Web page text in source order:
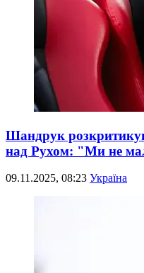
Шандрук
над Рухом: "Ми не
09.11.2025, 08:23 Україна